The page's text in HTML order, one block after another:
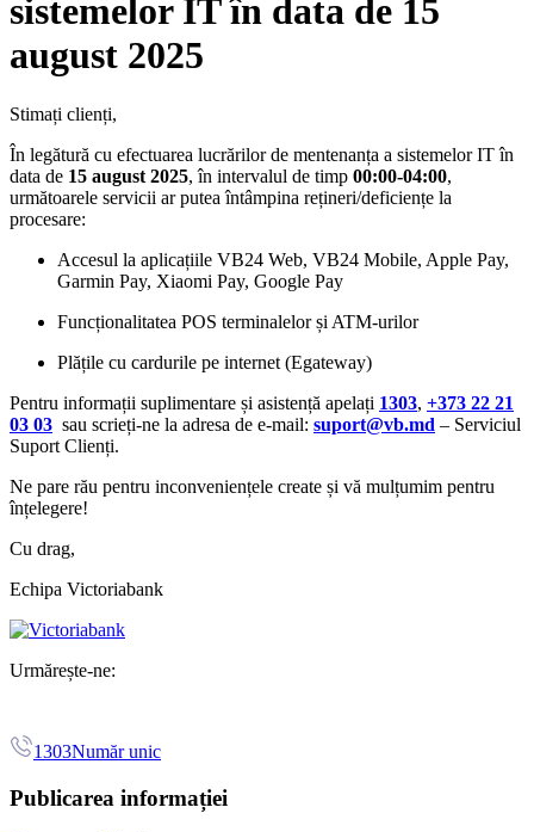
sistemelor IT în data de 15
august 2025
Stimați clienți,
În legătură cu efectuarea lucrărilor de mentenanța a sistemelor IT în
data de 15 august 2025, în intervalul de timp 00:00-04:00,
următoarele servicii ar putea întâmpina rețineri/deficiențe la
procesare:
Accesul la aplicațiile VB24 Web, VB24 Mobile, Apple Pay,
Garmin Pay, Xiaomi Pay, Google Pay
Funcționalitatea POS terminalelor și ATM-urilor
Plățile cu cardurile pe internet (Egateway)
Pentru informații suplimentare și asistență apelați 1303, +373 22 21
03 03 sau scrieți-ne la adresa de e-mail: suport@vb.md – Serviciul
Suport Clienți.
Ne pare rău pentru inconveniențele create și vă mulțumim pentru
înțelegere!
Cu drag,
Echipa Victoriabank
Urmărește-ne:
1303Număr unic
Publicarea informației